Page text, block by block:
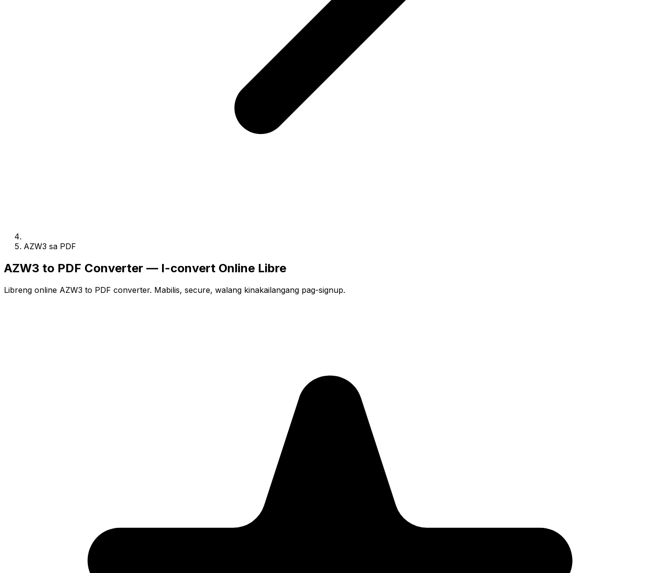
AZW3 sa PDF
AZW3 to PDF Converter — I-convert Online Libre
Libreng online AZW3 to PDF converter. Mabilis, secure, walang kinakailangang pag-signup.